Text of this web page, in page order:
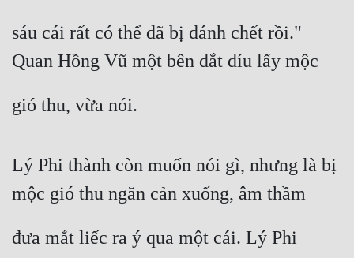
sáu cái rất có thể đã bị đánh chết rồi."
Quan Hồng Vũ một bên dắt díu lấy mộc
gió thu, vừa nói.
Lý Phi thành còn muốn nói gì, nhưng là bị
mộc gió thu ngăn cản xuống, âm thầm
đưa mắt liếc ra ý qua một cái. Lý Phi